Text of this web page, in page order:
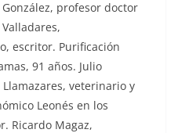
profesor doctor
escritor. Purificación
91 años. Julio
veterinario y
Leonés en los
Ricardo Magaz,